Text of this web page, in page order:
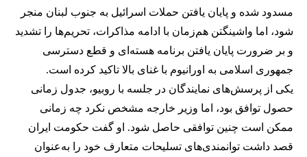
مسدود شده و پایان یافتن حملات اسرائیل به جنوب لبنان منجر
شود، اما واشینگتن هم‌زمان با ادامه مذاکرات، تحریم‌ها را تشدید
و بر ضرورت پایان یافتن برنامه هسته‌ای و قطع دسترسی
جمهوری اسلامی به اورانیوم با غنای بالا تاکید کرده است.
یکی از پرسش‌های نمایندگان در جلسه با روبیو، جدول زمانی
حصول توافق بود، اما وزیر خارجه مشخص نکرد چه زمانی
ممکن است چنین توافقی حاصل شود. او گفت حکومت ایران
قصد داشت توانمندی‌های تسلیحات متعارف خود را به‌عنوان